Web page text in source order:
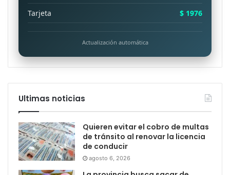
Tarjeta
$ 1976
Actualización automática
Ultimas noticias
Quieren evitar el cobro de multas
de tránsito al renovar la licencia
de conducir
agosto 6, 2026